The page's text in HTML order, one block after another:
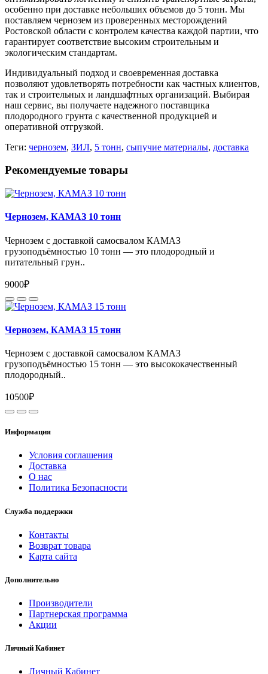
особенно при доставке небольших объемов до 5 тонн. Мы
поставляем чернозем из проверенных месторождений
Ростовской области с контролем качества каждой партии, что
гарантирует соответствие высоким строительным и
экологическим стандартам.
Индивидуальный подход и своевременная доставка
позволяют удовлетворять потребности как частных клиентов,
так и строительных и ландшафтных организаций. Выбирая
наш сервис, вы получаете надежного поставщика
плодородного грунта с качественной продукцией и
оперативной отгрузкой.
Теги: чернозем, ЗИЛ, 5 тонн, сыпучие материалы, доставка
Рекомендуемые товары
Чернозем, КАМАЗ 10 тонн
Чернозем с доставкой самосвалом КАМАЗ
грузоподъёмностью 10 тонн — это плодородный и
питательный грун..
9000₽
Чернозем, КАМАЗ 15 тонн
Чернозем с доставкой самосвалом КАМАЗ
грузоподъёмностью 15 тонн — это высококачественный
плодородный..
10500₽
Информация
Условия соглашения
Доставка
О нас
Политика Безопасности
Служба поддержки
Контакты
Возврат товара
Карта сайта
Дополнительно
Производители
Партнерская программа
Акции
Личный Кабинет
Личный Кабинет